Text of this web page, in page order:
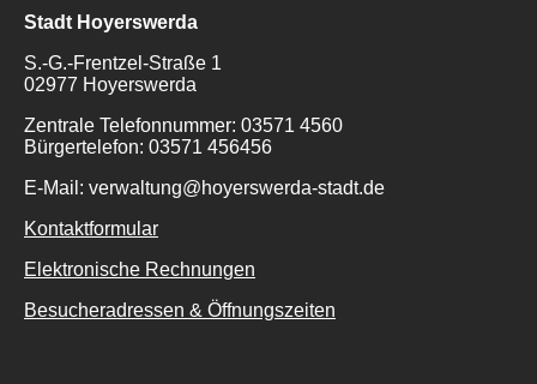
Stadt Hoyerswerda
S.-G.-Frentzel-Straße 1
02977 Hoyerswerda
Zentrale Telefonnummer: 03571 4560
Bürgertelefon: 03571 456456
E-Mail: verwaltung@hoyerswerda-stadt.de
Kontaktformular
Elektronische Rechnungen
Besucheradressen & Öffnungszeiten